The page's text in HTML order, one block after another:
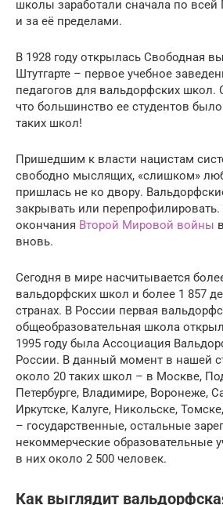
школы заработали сначала по всей
и за её пределами.
В 1928 году открылась Свободная
Штутгарте – первое учебное
педагогов для вальдорфских школ.
что большинство ее студентов
таких школ!
Пришедшим к власти нацистам
свободно мыслящих, «слишком»
пришлась не ко двору.
закрывать или
окончания Второй Мировой войны
вновь.
Сегодня в мире насчитывается
вальдорфских школ и более 1 857
странах. В России первая
общеобразовательная школа
1995 году была Ассоциация
России. В данный момент в нашей
около 20 таких школ – в Москве,
Петербурге, Владимире, Воронеже,
Иркутске, Калуге, Никольске,
– государственные, остальные
некоммерческие образовательные
в них около 2 500 человек.
Как выглядит